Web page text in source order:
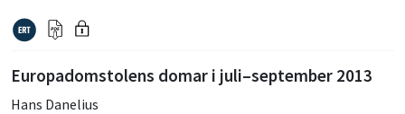
Europadomstolens domar i juli–september 2013
Hans Danelius